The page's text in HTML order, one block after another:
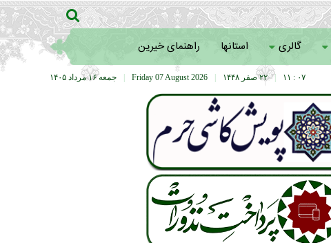
گالری استانها راهنمای خیرین
جمعه ۱۶ مرداد ۱۴۰۵ Friday 07 August 2026 ۲۲ صفر ۱۴۴۸ | ۰۷ : ۱۱